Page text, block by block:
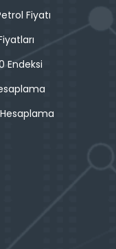
Fiyatı
Endeksi